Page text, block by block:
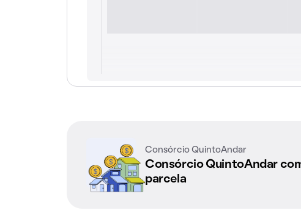
Consórcio QuintoAndar
Consórcio QuintoAndar
parcela